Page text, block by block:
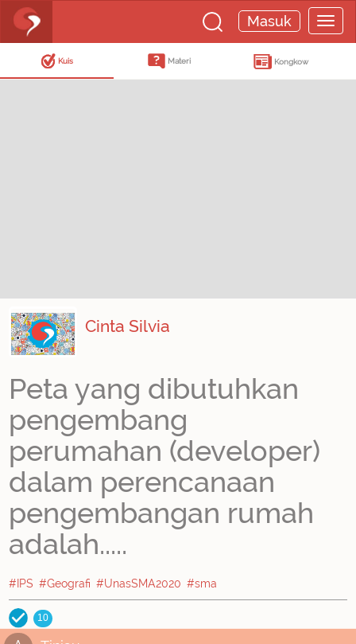
Masuk
Kuis Materi Kongkow
Cinta Silvia
Peta yang dibutuhkan
pengembang
perumahan (developer)
dalam perencanaan
pengembangan rumah
adalah.....
#IPS #Geografi #UnasSMA2020 #sma
10